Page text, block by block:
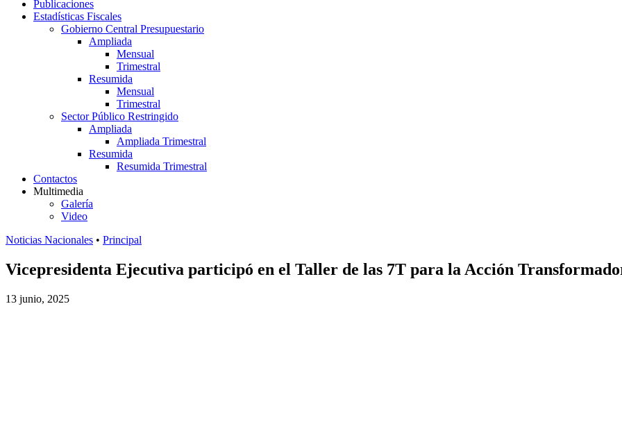
Publicaciones
Estadísticas Fiscales
Gobierno Central Presupuestario
Ampliada
Mensual
Trimestral
Resumida
Mensual
Trimestral
Sector Público Restringido
Ampliada
Ampliada Trimestral
Resumida
Resumida Trimestral
Contactos
Multimedia
Galería
Video
Noticias Nacionales • Principal
Vicepresidenta Ejecutiva participó en el Taller de las 7T para la Acción
13 junio, 2025